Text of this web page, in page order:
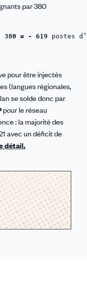
par 380
380 = - 619 postes
pour être injectés
(langues régionales,
se solde donc par
pour le réseau
: la majorité des
avec un déficit de
détail.